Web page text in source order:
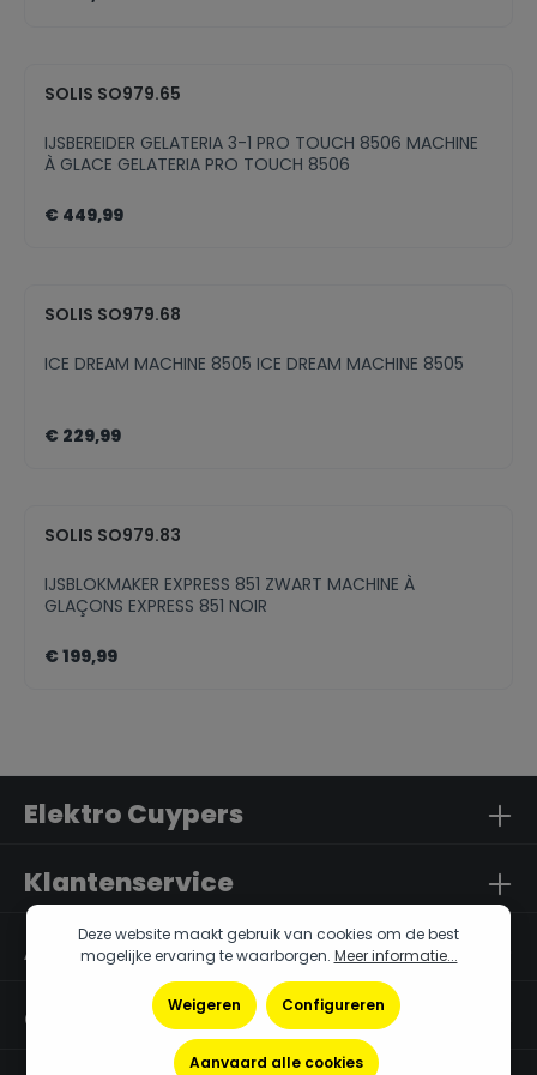
ingrediënten.
SOLIS SO979.65
IJSBEREIDER GELATERIA 3-1 PRO TOUCH 8506 MACHINE
À GLACE GELATERIA PRO TOUCH 8506
€ 449,99
SOLIS SO979.68
ICE DREAM MACHINE 8505 ICE DREAM MACHINE 8505
€ 229,99
SOLIS SO979.83
IJSBLOKMAKER EXPRESS 851 ZWART MACHINE À
GLAÇONS EXPRESS 851 NOIR
€ 199,99
Elektro Cuypers
Klantenservice
Algemene Info
Openingsuren
Deze website maakt gebruik van cookies om de best
mogelijke ervaring te waarborgen. Meer informatie...
Weigeren Configureren
Aanvaard alle cookies